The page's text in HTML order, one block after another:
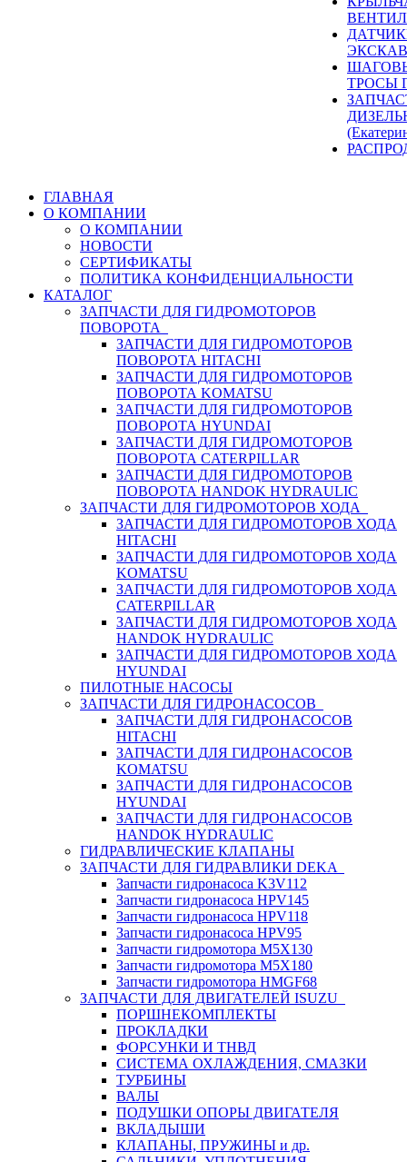
ТРОСЫ
ГЛАВНАЯ
О КОМПАНИИ
О КОМПАНИИ
НОВОСТИ
СЕРТИФИКАТЫ
ПОЛИТИКА КОНФИДЕНЦИАЛЬНОСТИ
КАТАЛОГ
ЗАПЧАСТИ ДЛЯ ГИДРОМОТОРОВ
ПОВОРОТА
ЗАПЧАСТИ ДЛЯ ГИДРОМОТОРОВ
ПОВОРОТА HITACHI
ЗАПЧАСТИ ДЛЯ ГИДРОМОТОРОВ
ПОВОРОТА KOMATSU
ЗАПЧАСТИ ДЛЯ ГИДРОМОТОРОВ
ПОВОРОТА HYUNDAI
ЗАПЧАСТИ ДЛЯ ГИДРОМОТОРОВ
ПОВОРОТА CATERPILLAR
ЗАПЧАСТИ ДЛЯ ГИДРОМОТОРОВ
ПОВОРОТА HANDOK HYDRAULIC
ЗАПЧАСТИ ДЛЯ ГИДРОМОТОРОВ ХОДА
ЗАПЧАСТИ ДЛЯ ГИДРОМОТОРОВ ХОДА
HITACHI
ЗАПЧАСТИ ДЛЯ ГИДРОМОТОРОВ ХОДА
KOMATSU
ЗАПЧАСТИ ДЛЯ ГИДРОМОТОРОВ ХОДА
CATERPILLAR
ЗАПЧАСТИ ДЛЯ ГИДРОМОТОРОВ ХОДА
HANDOK HYDRAULIC
ЗАПЧАСТИ ДЛЯ ГИДРОМОТОРОВ ХОДА
HYUNDAI
ПИЛОТНЫЕ НАСОСЫ
ЗАПЧАСТИ ДЛЯ ГИДРОНАСОСОВ
ЗАПЧАСТИ ДЛЯ ГИДРОНАСОСОВ
HITACHI
ЗАПЧАСТИ ДЛЯ ГИДРОНАСОСОВ
KOMATSU
ЗАПЧАСТИ ДЛЯ ГИДРОНАСОСОВ
HYUNDAI
ЗАПЧАСТИ ДЛЯ ГИДРОНАСОСОВ
HANDOK HYDRAULIC
ГИДРАВЛИЧЕСКИЕ КЛАПАНЫ
ЗАПЧАСТИ ДЛЯ ГИДРАВЛИКИ DEKA
Запчасти гидронасоса K3V112
Запчасти гидронасоса HPV145
Запчасти гидронасоса HPV118
Запчасти гидронасоса HPV95
Запчасти гидромотора M5X130
Запчасти гидромотора M5X180
Запчасти гидромотора HMGF68
ЗАПЧАСТИ ДЛЯ ДВИГАТЕЛЕЙ ISUZU
ПОРШНЕКОМПЛЕКТЫ
ПРОКЛАДКИ
ФОРСУНКИ И ТНВД
СИСТЕМА ОХЛАЖДЕНИЯ, СМАЗКИ
ТУРБИНЫ
ВАЛЫ
ПОДУШКИ ОПОРЫ ДВИГАТЕЛЯ
ВКЛАДЫШИ
КЛАПАНЫ, ПРУЖИНЫ и др.